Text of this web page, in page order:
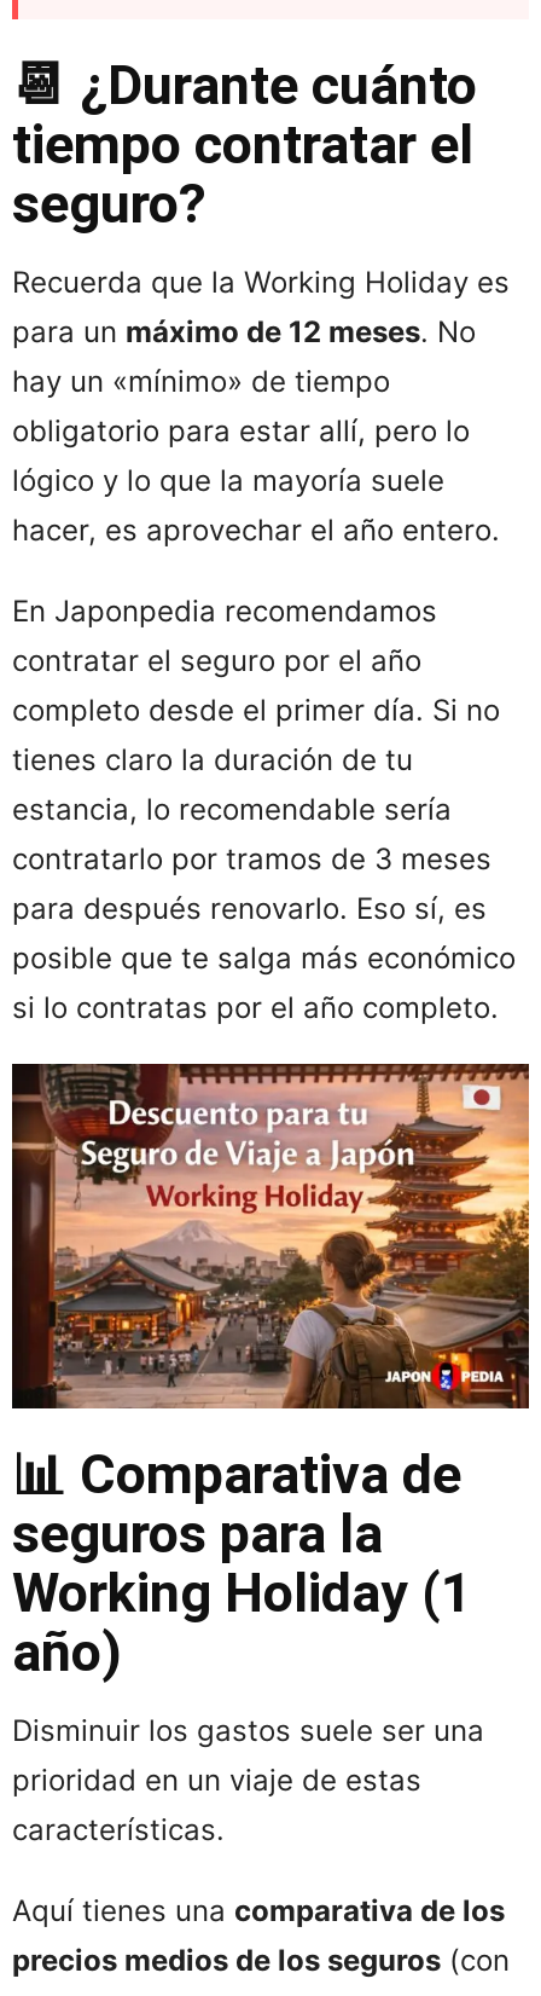
📆 ¿Durante cuánto
tiempo contratar el
seguro?
Recuerda que la Working Holiday es
para un máximo de 12 meses. No
hay un «mínimo» de tiempo
obligatorio para estar allí, pero lo
lógico y lo que la mayoría suele
hacer, es aprovechar el año entero.
En Japonpedia recomendamos
contratar el seguro por el año
completo desde el primer día. Si no
tienes claro la duración de tu
estancia, lo recomendable sería
contratarlo por tramos de 3 meses
para después renovarlo. Eso sí, es
posible que te salga más económico
si lo contratas por el año completo.
📊 Comparativa de
seguros para la
Working Holiday (1
año)
Disminuir los gastos suele ser una
prioridad en un viaje de estas
características.
Aquí tienes una comparativa de los
precios medios de los seguros (con